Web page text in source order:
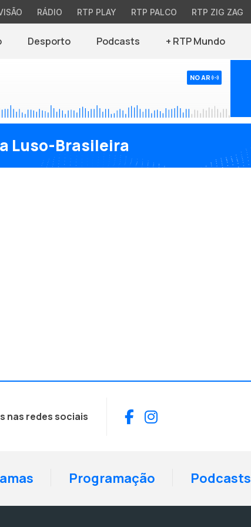
RÁDIO RTP PLAY RTP PALCO RTP ZIG ZAG
Desporto Podcasts + RTP Mundo
NO AR
Luso-Brasileira
nas redes sociais Facebook
Instagram
Programação Podcasts